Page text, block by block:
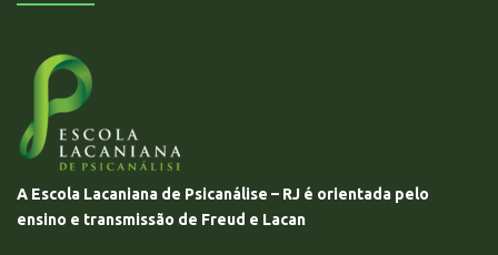
A Escola Lacaniana de Psicanálise – RJ é orientada pelo
ensino e transmissão de Freud e Lacan